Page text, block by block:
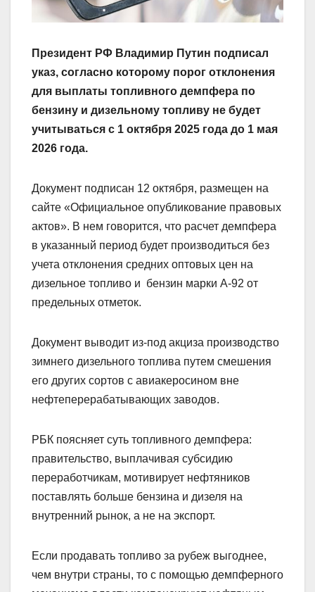
Президент РФ Владимир Путин подписал
указ, согласно которому порог отклонения
для выплаты топливного демпфера по
бензину и дизельному топливу не будет
учитываться с 1 октября 2025 года до 1 мая
2026 года.
Документ подписан 12 октября, размещен на
сайте «Официальное опубликование правовых
актов». В нем говорится, что расчет демпфера
в указанный период будет производиться без
учета отклонения средних оптовых цен на
дизельное топливо и бензин марки А-92 от
предельных отметок.
Документ выводит из-под акциза производство
зимнего дизельного топлива путем смешения
его других сортов с авиакеросином вне
нефтеперерабатывающих заводов.
РБК поясняет суть топливного демпфера:
правительство, выплачивая субсидию
переработчикам, мотивирует нефтяников
поставлять больше бензина и дизеля на
внутренний рынок, а не на экспорт.
Если продавать топливо за рубеж выгоднее,
чем внутри страны, то с помощью демпферного